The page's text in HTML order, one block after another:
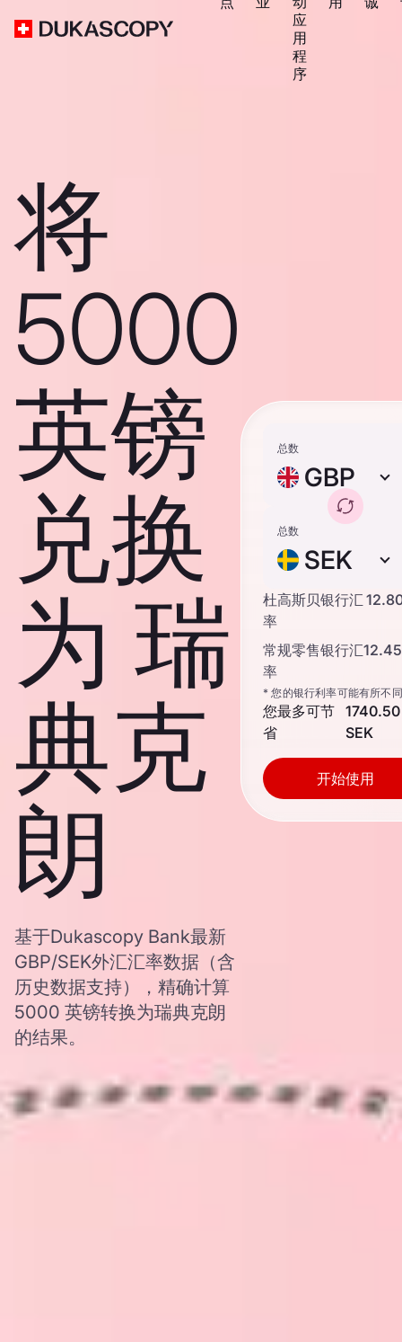
应
用
程
序
将
5000
英镑
兑换
为 瑞
典克
朗
基于Dukascopy Bank最新
GBP/SEK外汇汇率数据（含
历史数据支持），精确计算
5000 英镑转换为瑞典克朗
的结果。
总数
GBP
总数
SEK
杜高斯贝银行汇
率
常规零售银行汇
率
* 您的银行利率可能有所不同
您最多可节
省
1740.50
SEK
开始使用